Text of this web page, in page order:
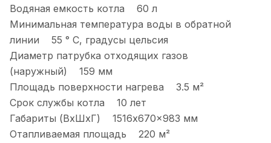
Водяная емкость котла 60 л
Минимальная температура воды в обратной
линии 55 ° C, градусы цельсия
Диаметр патрубка отходящих газов
(наружный) 159 мм
Площадь поверхности нагрева 3.5 м²
Срок службы котла 10 лет
Габариты (ВхШхГ) 1516x670x983 мм
Отапливаемая площадь 220 м²